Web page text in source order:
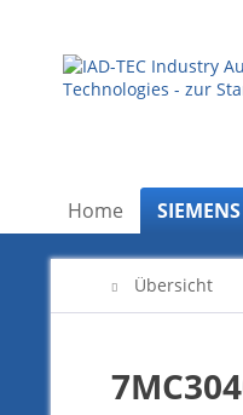
Home SIEMENS
Übersicht